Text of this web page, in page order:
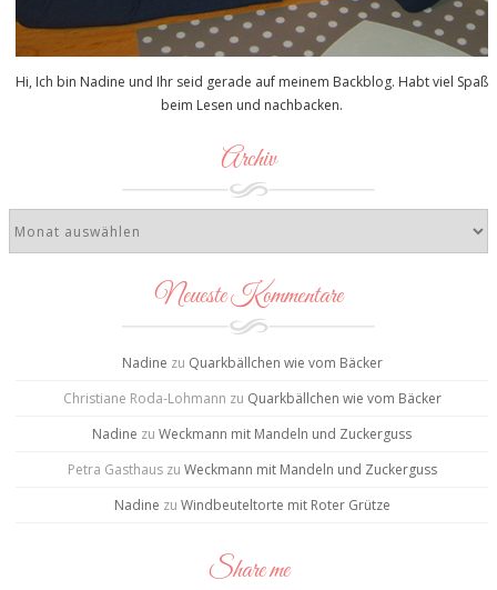
Hi, Ich bin Nadine und Ihr seid gerade auf meinem Backblog. Habt viel Spaß
beim Lesen und nachbacken.
Archiv
Neueste Kommentare
Nadine zu Quarkbällchen wie vom Bäcker
Christiane Roda-Lohmann zu Quarkbällchen wie vom Bäcker
Nadine zu Weckmann mit Mandeln und Zuckerguss
Petra Gasthauszu Weckmann mit Mandeln und Zuckerguss
Nadine zu Windbeuteltorte mit Roter Grütze
Share me